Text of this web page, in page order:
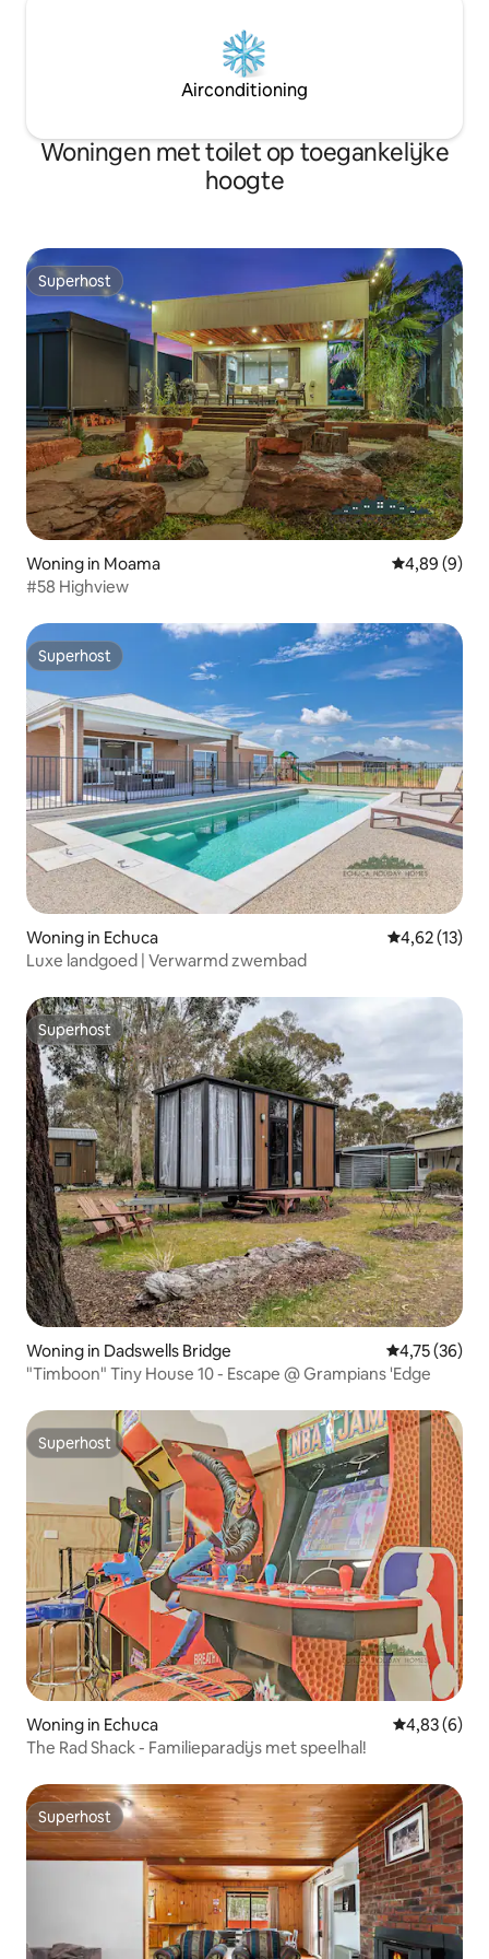
Airconditioning
Woningen met toilet op toegankelijke
hoogte
Superhost
Superhost
Woning in Moama Gemiddelde
4,89 (9)
#58 Highview
Superhost
Superhost
Woning in Echuca Gemiddelde
4,62 (13)
Luxe landgoed | Verwarmd zwembad
Superhost
Superhost
Woning in Dadswells Bridge Gemiddelde
4,75 (36)
"Timboon" Tiny House 10 - Escape @ Grampians 'Edge
Superhost
Superhost
Woning in Echuca Gemiddelde
4,83 (6)
The Rad Shack - Familieparadijs met speelhal!
Superhost
Superhost